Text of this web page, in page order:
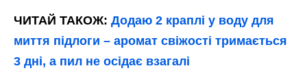
ЧИТАЙ ТАКОЖ: Додаю 2 краплі у воду для
миття підлоги – аромат свіжості тримається
3 дні, а пил не осідає взагалі